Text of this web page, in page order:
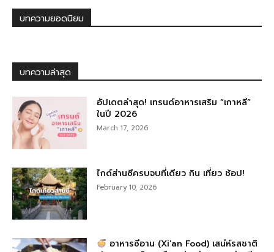
บทความยอดนิยม
บทความล่าสุด
อัปเดตล่าสุด! เทรนด์อาหารเสริม “เกาหลี”
ในปี 2026
March 17, 2026
ไกด์ส่านซีครบจบที่เดียว กิน เที่ยว ช้อป!
February 10, 2026
อาหารซีอาน (Xi’an Food) เสน่ห์รสชาติ